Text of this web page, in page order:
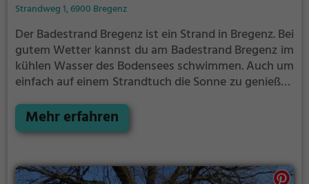
Strandweg 1, 6900 Bregenz
Der Badestrand Bregenz ist ein Strand in Bregenz.Bei
gutem Wetter kannst du am Badestrand Bregenz im
kühlen Wasser des Bodensees schwimmen.Auch um
einfach auf einem Strandtuch die Sonne zu genießen
aber immer daran, dich ausreichend vor der Sonne zu
schützen.
Mehr erfahren